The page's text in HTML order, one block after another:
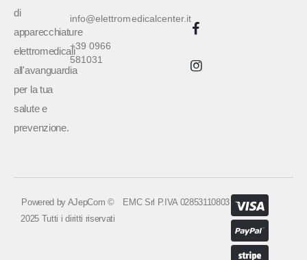
di
apparecchiature
elettromedicali
all'avanguardia
per la tua
salute e
prevenzione.
info@elettromedicalcenter.it
+39 0966
581031
Powered by AJepCom ©
2025 Tutti i diritti riservati
EMC Srl P.IVA 02853110803